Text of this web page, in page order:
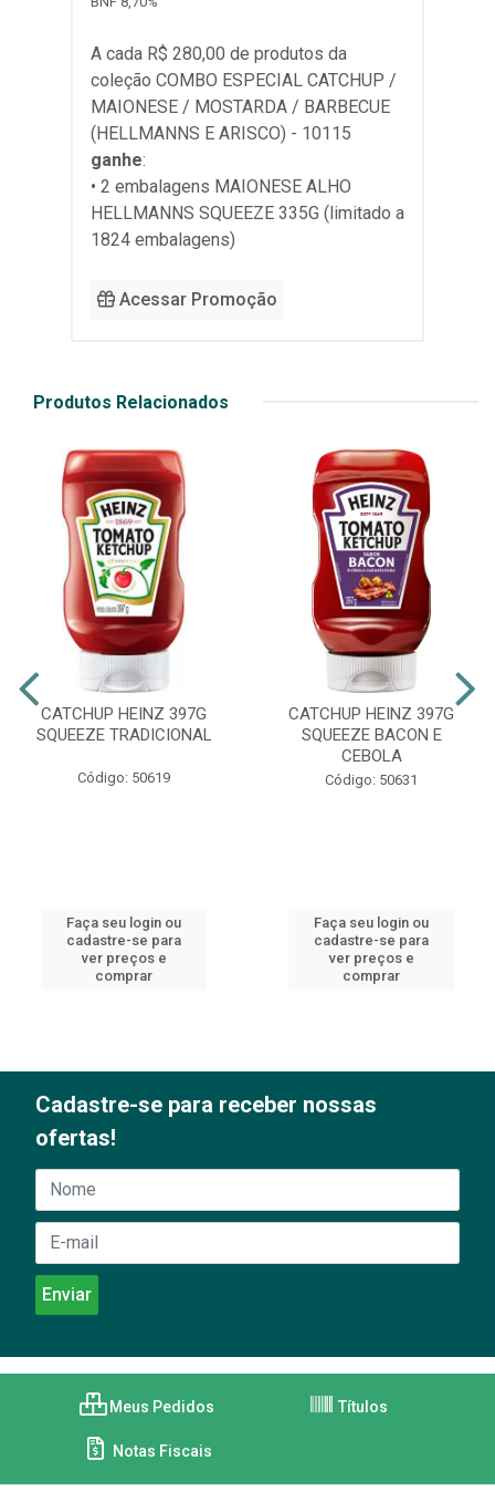
A cada R$ 280,00 de produtos da
coleção COMBO ESPECIAL CATCHUP /
MAIONESE / MOSTARDA / BARBECUE
(HELLMANNS E ARISCO) - 10115
ganhe:
• 2 embalagens MAIONESE ALHO
HELLMANNS SQUEEZE 335G (limitado a
1824 embalagens)
Acessar Promoção
Produtos Relacionados
CATCHUP HEINZ 397G
SQUEEZE TRADICIONAL
Código: 50619
Faça seu login ou
cadastre-se para
ver preços e
comprar
CATCHUP HEINZ 397G
SQUEEZE BACON E
CEBOLA
Código: 50631
Faça seu login ou
cadastre-se para
ver preços e
comprar
Cadastre-se para receber nossas
ofertas!
Meus Pedidos Títulos
Notas Fiscais